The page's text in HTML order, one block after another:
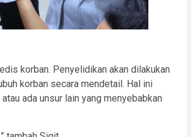
korban. Penyelidikan akan dilakukan
korban secara mendetail. Hal ini
ada unsur lain yang menyebabkan